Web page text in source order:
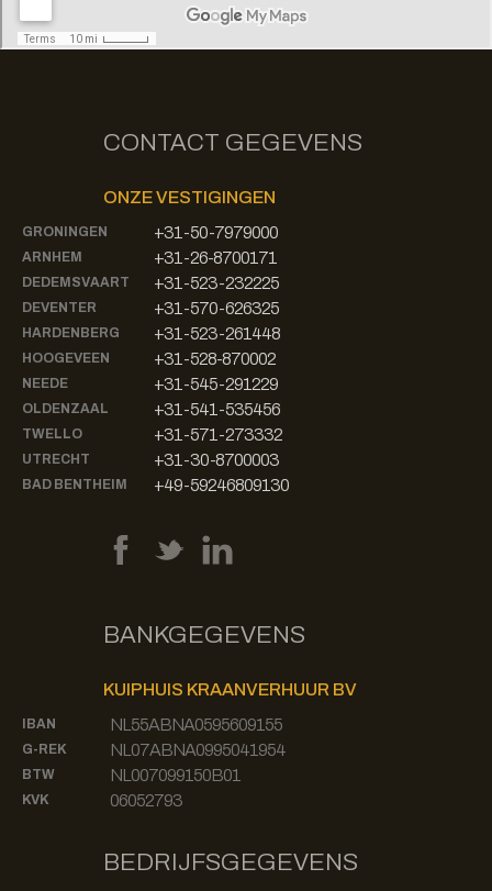
CONTACT GEGEVENS
ONZE VESTIGINGEN
GRONINGEN +31-50-7979000
ARNHEM +31-26-8700171
DEDEMSVAART +31-523-232225
DEVENTER +31-570-626325
HARDENBERG +31-523-261448
HOOGEVEEN +31-528-870002
NEEDE +31-545-291229
OLDENZAAL +31-541-535456
TWELLO +31-571-273332
UTRECHT +31-30-8700003
BAD BENTHEIM +49-59246809130
BANKGEGEVENS
KUIPHUIS KRAANVERHUUR BV
IBAN NL55ABNA0595609155
G-REK NL07ABNA0995041954
BTW NL007099150B01
KVK 06052793
BEDRIJFSGEGEVENS